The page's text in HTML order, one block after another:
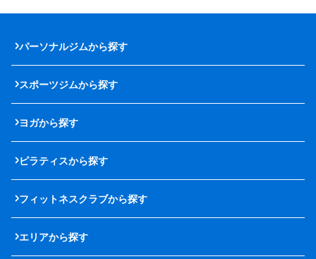
パーソナルジムから探す
スポーツジムから探す
ヨガから探す
ピラティスから探す
フィットネスクラブから探す
エリアから探す